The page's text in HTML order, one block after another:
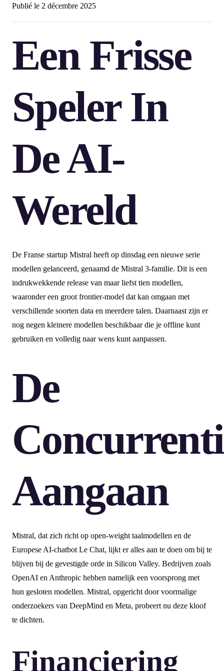
Publié le 2 décembre 2025
Een Frisse
Speler In
De AI-
Wereld
De Franse startup Mistral heeft op dinsdag een nieuwe serie
modellen gelanceerd, genaamd de Mistral 3-familie. Dit is een
indrukwekkende release van maar liefst tien modellen,
waaronder een groot frontier-model dat kan omgaan met
verschillende soorten data en meerdere talen. Daarnaast zijn er
nog negen kleinere modellen beschikbaar die je offline kunt
gebruiken en volledig naar wens kunt aanpassen.
De
Aangaan
Mistral, dat zich richt op open-weight taalmodellen en de
Europese AI-chatbot Le Chat, lijkt er alles aan te doen om bij te
blijven bij de gevestigde orde in Silicon Valley. Bedrijven zoals
OpenAI en Anthropic hebben namelijk een voorsprong met
hun gesloten modellen. Mistral, opgericht door voormalige
onderzoekers van DeepMind en Meta, probeert nu deze kloof
te dichten.
Financiering